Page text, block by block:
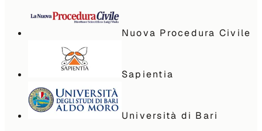
Nuova Procedura Civile
Sapientia
Università di Bari